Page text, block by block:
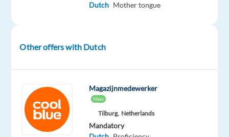
Valencia
voor
Bij
ons
bedrijf
Dutch Mother tongue
Other offers with Dutch
Magazijnmedewerker
New
Tilburg, Netherlands
Mandatory